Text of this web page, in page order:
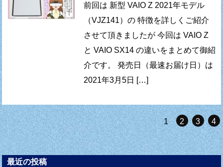
前回は 新型 VAIO Z 2021年モデル
（VJZ141）の 特徴を詳しくご紹介
させて頂きましたが 今回は VAIO Z
と VAIO SX14 の違いをまとめて御紹
介です。 発売日（最速お届け日）は
2021年3月5日 […]
1 2 3 4
最近の投稿